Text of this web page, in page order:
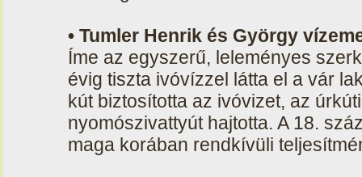
• Tumler Henrik és György
Íme az egyszerű, leleményes
évig tiszta ivóvízzel látta el a vár
kút biztosította az ivóvizet, az
nyomószivattyút hajtotta. A 18.
maga korában rendkívüli